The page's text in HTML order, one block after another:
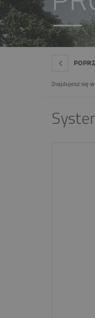
Znajdujesz się w: